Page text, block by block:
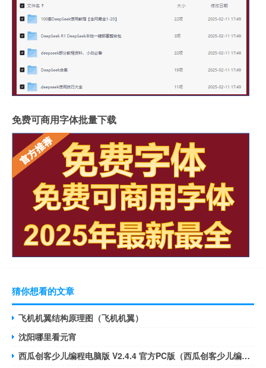
免费可商用字体批量下载
猜你想看的文章
飞机机翼结构原理图（飞机机翼）
沈阳哪里看元宵
西瓜创客少儿编程电脑版 V2.4.4 官方PC版（西瓜创客少儿编程电脑版 V2.4.4 官方PC版功能简介）